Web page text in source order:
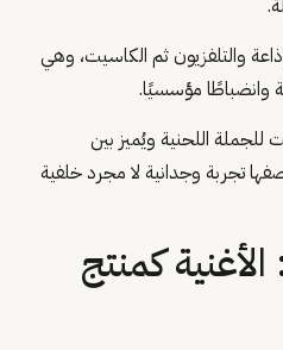
والتلفزيون ثم الكاسيت، وهي
وانضباطًا مؤسسيًا.
اللحنية ويُميز بين
تجربة وجدانية لا مجرد خلفية
كمنتج